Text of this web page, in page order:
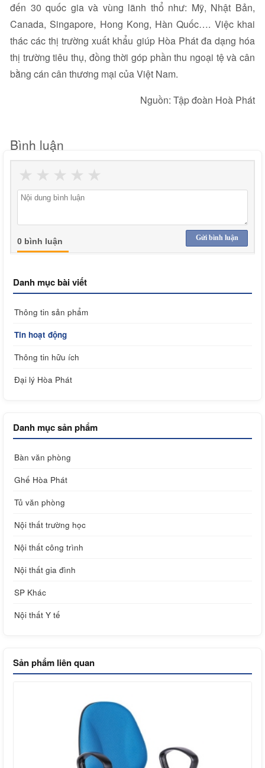
đến 30 quốc gia và vùng lãnh thổ như: Mỹ, Nhật Bản,
Canada, Singapore, Hong Kong, Hàn Quốc…. Việc khai
thác các thị trường xuất khẩu giúp Hòa Phát đa dạng hóa
thị trường tiêu thụ, đồng thời góp phần thu ngoại tệ và cân
bằng cán cân thương mại của Việt Nam.
Nguồn: Tập đoàn Hoà Phát
Bình luận
★
★
★
★
★
Gửi bình luận
0 bình luận
Danh mục bài viết
Thông tin sản phẩm
Tin hoạt động
Thông tin hữu ích
Đại lý Hòa Phát
Danh mục sản phẩm
Bàn văn phòng
Ghế Hòa Phát
Tủ văn phòng
Nội thất trường học
Nội thất công trình
Nội thất gia đình
SP Khác
Nội thất Y tế
Sản phẩm liên quan